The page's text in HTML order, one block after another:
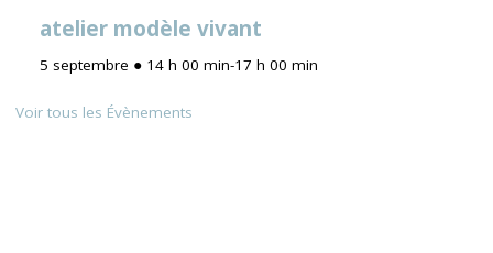
atelier modèle vivant
5 septembre ● 14 h 00 min-17 h 00 min
Voir tous les Évènements